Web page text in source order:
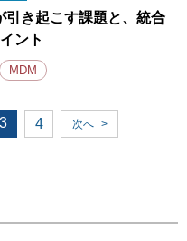
引き起こす課題と、統合
ント
MDM
3 4 次へ >